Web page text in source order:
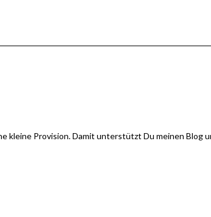
Provision. Damit unterstützt Du meinen Blog